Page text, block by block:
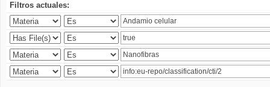
Filtros actuales: